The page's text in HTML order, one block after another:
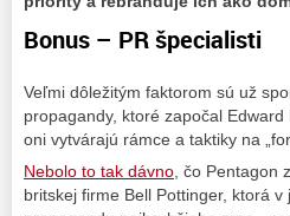
Bonus – PR špecialisti
Veľmi dôležitým faktorom sú už
propagandy, ktoré započal
oni vytvárajú rámce a taktiky na
Nebolo to tak dávno, čo Pentagon
britskej firme Bell Pottinger, ktorá